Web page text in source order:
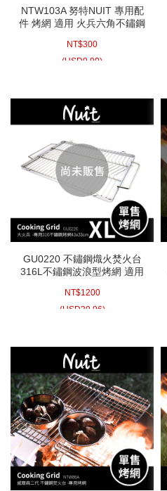
NTW103A 努特NUIT 專用配
件 烤網 適用 火兵六角不鏽鋼
餐烤肉中秋烤肉架
NT$300
(USD9.99)
GU0220 不鏽鋼熾火焚火台
316L不鏽鋼波浪型烤網 適用
肉網
NT$1200
(USD39.96)